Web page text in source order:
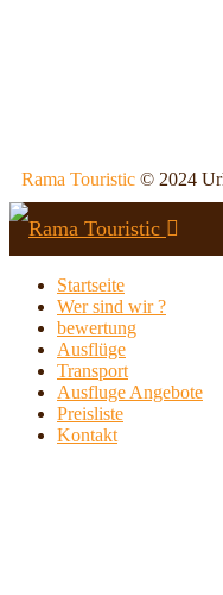
Rama Touristic © 2024
Startseite
Wer sind wir ?
bewertung
Ausflüge
Transport
Ausfluge Angebote
Preisliste
Kontakt